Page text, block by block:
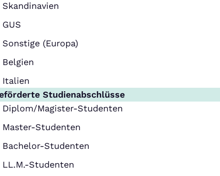
Skandinavien
GUS
Sonstige (Europa)
Belgien
Italien
Studienabschlüsse
Diplom/Magister-Studenten
Master-Studenten
Bachelor-Studenten
LL.M.-Studenten